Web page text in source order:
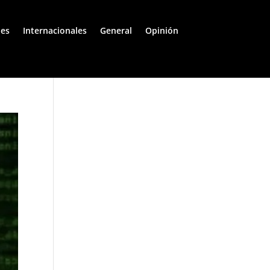
Internacionales General Opinión